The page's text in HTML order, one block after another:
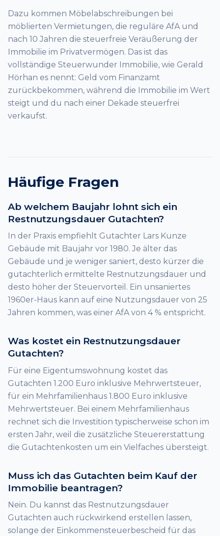
Dazu kommen Möbelabschreibungen bei
möblierten Vermietungen, die reguläre AfA und
nach 10 Jahren die steuerfreie Veräußerung der
Immobilie im Privatvermögen. Das ist das
vollständige Steuerwunder Immobilie, wie Gerald
Hörhan es nennt: Geld vom Finanzamt
zurückbekommen, während die Immobilie im Wert
steigt und du nach einer Dekade steuerfrei
verkaufst.
Häufige Fragen
Ab welchem Baujahr lohnt sich ein
Restnutzungsdauer Gutachten?
In der Praxis empfiehlt Gutachter Lars Kunze
Gebäude mit Baujahr vor 1980. Je älter das
Gebäude und je weniger saniert, desto kürzer die
gutachterlich ermittelte Restnutzungsdauer und
desto höher der Steuervorteil. Ein unsaniertes
1960er-Haus kann auf eine Nutzungsdauer von 25
Jahren kommen, was einer AfA von 4 % entspricht.
Was kostet ein Restnutzungsdauer
Gutachten?
Für eine Eigentumswohnung kostet das
Gutachten 1.200 Euro inklusive Mehrwertsteuer,
für ein Mehrfamilienhaus 1.800 Euro inklusive
Mehrwertsteuer. Bei einem Mehrfamilienhaus
rechnet sich die Investition typischerweise schon im
ersten Jahr, weil die zusätzliche Steuererstattung
die Gutachtenkosten um ein Vielfaches übersteigt.
Muss ich das Gutachten beim Kauf der
Immobilie beantragen?
Nein. Du kannst das Restnutzungsdauer
Gutachten auch rückwirkend erstellen lassen,
solange der Einkommensteuerbescheid für das